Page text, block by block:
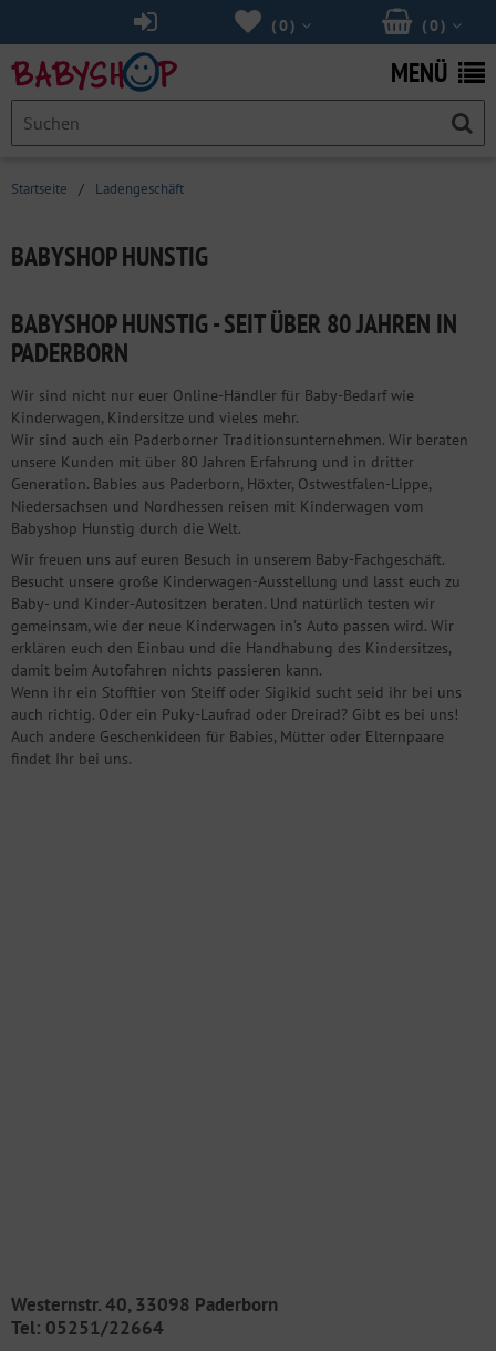
(0 )
(0 )
MENÜ
Startseite / Ladengeschäft
BABYSHOP HUNSTIG
BABYSHOP HUNSTIG - SEIT ÜBER 80 JAHREN IN
PADERBORN
Wir sind nicht nur euer Online-Händler für Baby-Bedarf wie
Kinderwagen, Kindersitze und vieles mehr.
Wir sind auch ein Paderborner Traditionsunternehmen. Wir beraten
unsere Kunden mit über 80 Jahren Erfahrung und in dritter
Generation. Babies aus Paderborn, Höxter, Ostwestfalen-Lippe,
Niedersachsen und Nordhessen reisen mit Kinderwagen vom
Babyshop Hunstig durch die Welt.
Wir freuen uns auf euren Besuch in unserem Baby-Fachgeschäft.
Besucht unsere große Kinderwagen-Ausstellung und lasst euch zu
Baby- und Kinder-Autositzen beraten. Und natürlich testen wir
gemeinsam, wie der neue Kinderwagen in's Auto passen wird. Wir
erklären euch den Einbau und die Handhabung des Kindersitzes,
damit beim Autofahren nichts passieren kann.
Wenn ihr ein Stofftier von Steiff oder Sigikid sucht seid ihr bei uns
auch richtig. Oder ein Puky-Laufrad oder Dreirad? Gibt es bei uns!
Auch andere Geschenkideen für Babies, Mütter oder Elternpaare
findet Ihr bei uns.
Westernstr. 40, 33098 Paderborn
Tel: 05251/22664